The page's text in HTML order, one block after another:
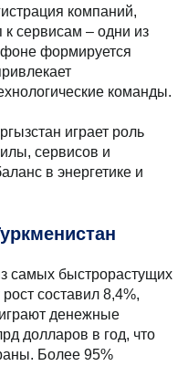
компаний,
к сервисам – одни из
формируется
команды.
играет роль
сервисов и
в энергетике и
самых быстрорастущих
составил 8,4%,
денежные
долларов в год, что
Более 95%